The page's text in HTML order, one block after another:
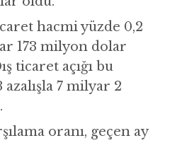
hacmi yüzde 0,2
173 milyon dolar
ticaret açığı bu
7 milyar 2
oranı, geçen ay